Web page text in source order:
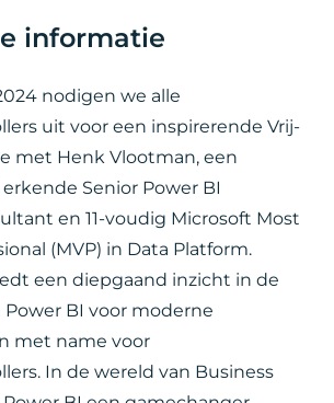
informatie
nodigen we alle
uit voor een inspirerende Vrij-
met Henk Vlootman, een
Senior Power BI
en 11-voudig Microsoft Most
(MVP) in Data Platform.
een diepgaand inzicht in de
BI voor moderne
met name voor
In de wereld van Business